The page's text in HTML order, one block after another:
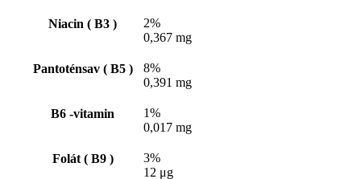
Niacin ( B3 )
2%
0,367 mg
Pantoténsav ( B5 )
8%
0,391 mg
B6 -vitamin
1%
0,017 mg
Folát ( B9 )
3%
12 μg